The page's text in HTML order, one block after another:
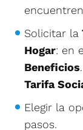
encuentren
Solicitar la
Hogar: en
Beneficios
Tarifa
Elegir la
pasos.